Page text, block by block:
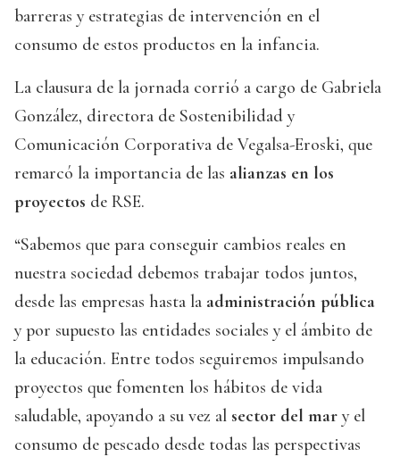
barreras y estrategias de intervención en el
consumo de estos productos en la infancia.
La clausura de la jornada corrió a cargo de Gabriela
González, directora de Sostenibilidad y
Comunicación Corporativa de Vegalsa-Eroski, que
remarcó la importancia de las alianzas en los
proyectos de RSE.
“Sabemos que para conseguir cambios reales en
nuestra sociedad debemos trabajar todos juntos,
desde las empresas hasta la administración pública
y por supuesto las entidades sociales y el ámbito de
la educación. Entre todos seguiremos impulsando
proyectos que fomenten los hábitos de vida
saludable, apoyando a su vez al sector del mar y el
consumo de pescado desde todas las perspectivas